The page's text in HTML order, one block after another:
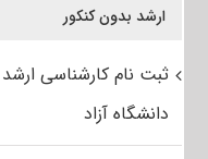
ارشد بدون کنکور
ثبت نام کارشناسی
دانشگاه آزاد